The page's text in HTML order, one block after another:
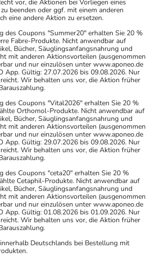
vor, die Aktionen bei Vorliegen eines
beenden oder ggf. mit einem anderen
eine andere Aktion zu ersetzen.
des Coupons "Summer20" erhalten Sie 20 %
Fabre-Produkte. Nicht anwendbar auf
Bücher, Säuglingsanfangsnahrung und
mit anderen Aktionsvorteilen (ausgenommen
und nur einzulösen unter www.aponeo.de
App. Gültig: 27.07.2026 bis 09.08.2026. Nur
Wir behalten uns vor, die Aktion früher
des Coupons "Vital2026" erhalten Sie 20 %
Orthomol-Produkte. Nicht anwendbar auf
Bücher, Säuglingsanfangsnahrung und
mit anderen Aktionsvorteilen (ausgenommen
und nur einzulösen unter www.aponeo.de
App. Gültig: 29.07.2026 bis 09.08.2026. Nur
Wir behalten uns vor, die Aktion früher
des Coupons "ceta20" erhalten Sie 20 %
Cetaphil-Produkte. Nicht anwendbar auf
Bücher, Säuglingsanfangsnahrung und
mit anderen Aktionsvorteilen (ausgenommen
und nur einzulösen unter www.aponeo.de
App. Gültig: 01.08.2026 bis 01.09.2026. Nur
Wir behalten uns vor, die Aktion früher
Deutschlands bei Bestellung mit